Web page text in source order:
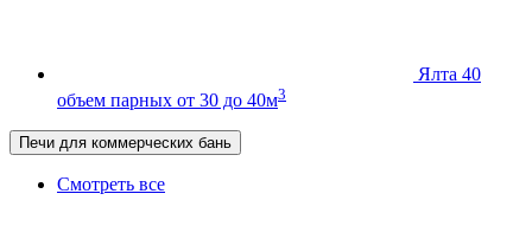
Ялта 40
объем парных от 30 до 40м3
Печи для коммерческих бань
Смотреть все